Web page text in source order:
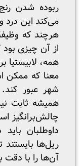
ربوده شدن
می‌کند این درد
هرچند که
از آن چیزی بود
همه، لابیستیا
معنا که ممکن
شهر عبور کند.
همیشه ثابت
چالش‌برانگیز
داوطلبان
ریل‌ها بایستند
آن‌ها را با